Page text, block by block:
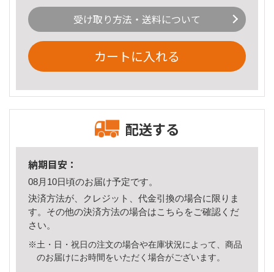
受け取り方法・送料について
カートに入れる
配送する
納期目安：
08月10日頃のお届け予定です。
決済方法が、クレジット、代金引換の場合に限りま
す。その他の決済方法の場合はこちら をご確認くだ
さい。
※土・日・祝日の注文の場合や在庫状況によって、商品
のお届けにお時間をいただく場合がございます。